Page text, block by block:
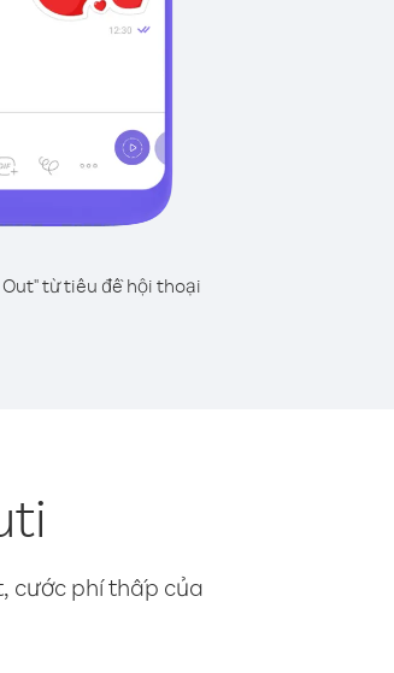
từ tiêu đề hội thoại
cước phí thấp của